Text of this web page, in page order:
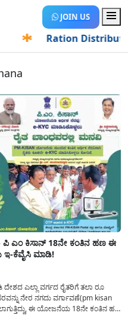
JOIN US
Ration Distribution-
ಎಂ ಕಿಸಾನ್ 18ನೇ ಕಂತಿನ ಹಣ ಈ
ಇ-ಕೆವೈಸಿ ಮಾಡಿ!
ಎಲ್ಲಾ ವರ್ಗದ ರೈತರಿಗೆ ತಲಾ ರೂ
ನೇರ ನಗದು ವರ್ಗಾವಣೆ(pm kisan
ಈ ಯೋಜನೆಯ 18ನೇ ಕಂತಿನ ಹಣ